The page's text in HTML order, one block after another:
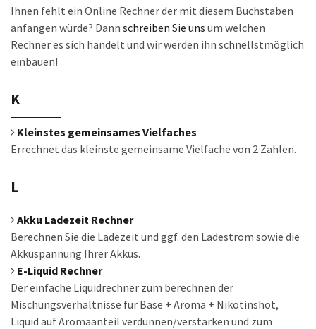
Ihnen fehlt ein Online Rechner der mit diesem Buchstaben
anfangen würde? Dann schreiben Sie uns um welchen
Rechner es sich handelt und wir werden ihn schnellstmöglich
einbauen!
K
Kleinstes gemeinsames Vielfaches
Errechnet das kleinste gemeinsame Vielfache von 2 Zahlen.
L
Akku Ladezeit Rechner
Berechnen Sie die Ladezeit und ggf. den Ladestrom sowie die
Akkuspannung Ihrer Akkus.
E-Liquid Rechner
Der einfache Liquidrechner zum berechnen der
Mischungsverhältnisse für Base + Aroma + Nikotinshot,
Liquid auf Aromaanteil verdünnen/verstärken und zum